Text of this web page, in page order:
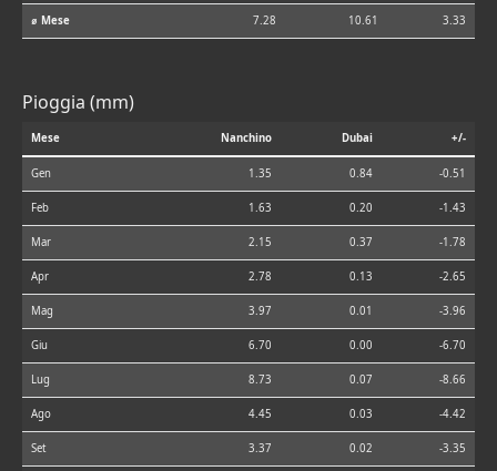
⌀ Mese 7.28 10.61 3.33
Pioggia (mm)
Mese Nanchino Dubai +/-
Gen 1.35 0.84 -0.51
Feb 1.63 0.20 -1.43
Mar 2.15 0.37 -1.78
Apr 2.78 0.13 -2.65
Mag 3.97 0.01 -3.96
Giu 6.70 0.00 -6.70
Lug 8.73 0.07 -8.66
Ago 4.45 0.03 -4.42
Set 3.37 0.02 -3.35